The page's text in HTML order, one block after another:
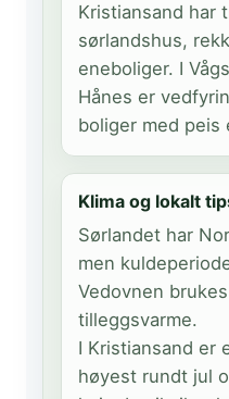
Kristiansand har
sørlandshus,
eneboliger. I
Hånes er
boliger med peis
Klima og lokalt
Sørlandet har
men
Vedovnen
tilleggsvarme.
I Kristiansand er
høyest rundt jul